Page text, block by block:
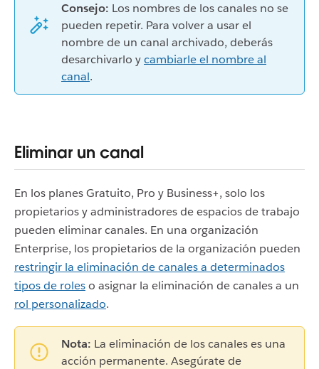
Consejo: Los nombres de los canales no se
pueden repetir. Para volver a usar el
nombre de un canal archivado, deberás
desarchivarlo ycambiarle el nombre al
canal.
Eliminar un canal
En los planes Gratuito, Pro y Business+, solo los
propietarios y administradores de espacios de trabajo
pueden eliminar canales. En una organización
Enterprise, los propietarios de la organización pueden
restringir la eliminación de canales a determinados
tipos de roleso asignar la eliminación de canales a un
rol personalizado.
Nota: La eliminación de los canales es una
acción permanente. Asegúrate de